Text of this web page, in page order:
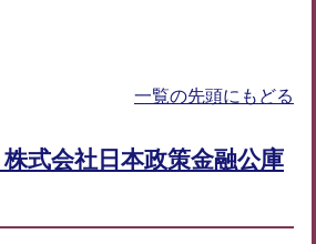
一覧の先頭にもどる
式会社日本政策金融公庫